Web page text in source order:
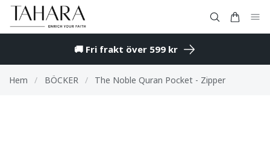
🚚 Fri frakt över 599 kr
Hem / BÖCKER / The Noble Quran Pocket - Zipper